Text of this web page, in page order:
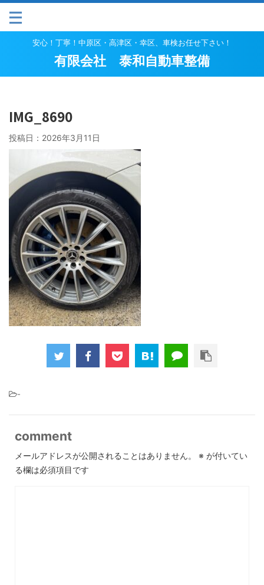
安心！丁寧！中原区・高津区・幸区、車検お任せ下さい！
有限会社 泰和自動車整備
IMG_8690
投稿日： 2026年3月11日
-
comment
メールアドレスが公開されることはありません。 ※ が付いてい
る欄は必須項目です